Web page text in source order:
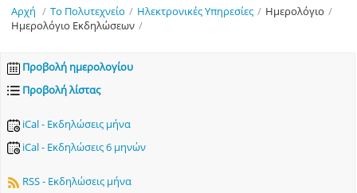
Αρχή / Το Πολυτεχνείο / Ηλεκτρονικές Υπηρεσίες / Ημερολόγιο /
Ημερολόγιο Εκδηλώσεων /
Προβολή ημερολογίου
Προβολή λίστας
iCal - Εκδηλώσεις μήνα
iCal - Εκδηλώσεις 6 μηνών
RSS - Εκδηλώσεις μήνα